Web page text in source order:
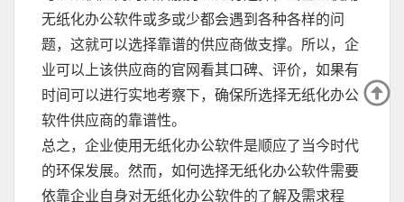
无纸化办公软件或多或少都会遇到各种各样的问
题，这就可以选择靠谱的供应商做支撑。所以，企
业可以上该供应商的官网看其口碑、评价，如果有
时间可以进行实地考察下，确保所选择无纸化办公
软件供应商的靠谱性。
总之，企业使用无纸化办公软件是顺应了当今时代
的环保发展。然而，如何选择无纸化办公软件需要
依靠企业自身对无纸化办公软件的了解及需求程